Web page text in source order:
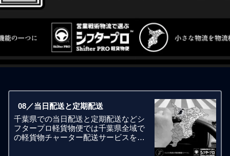
08／当日配送と定期配送
千葉県での当日配送と定期配送などシ
フタープロ軽貨物便では千葉県全域で
の軽貨物チャーター配送サービスを得